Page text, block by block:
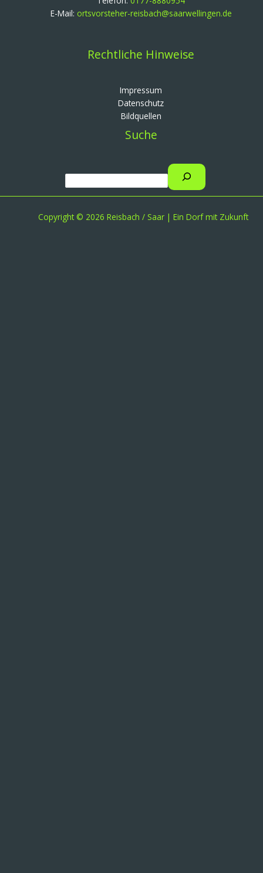
E-Mail: ortsvorsteher-reisbach@saarwellingen.de
Rechtliche Hinweise
Impressum
Datenschutz
Bildquellen
Suche
Copyright © 2026 Reisbach / Saar | Ein Dorf mit Zukunft